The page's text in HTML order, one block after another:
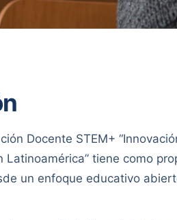
Docente STEM+
Latinoamérica” tiene como
un enfoque educativo